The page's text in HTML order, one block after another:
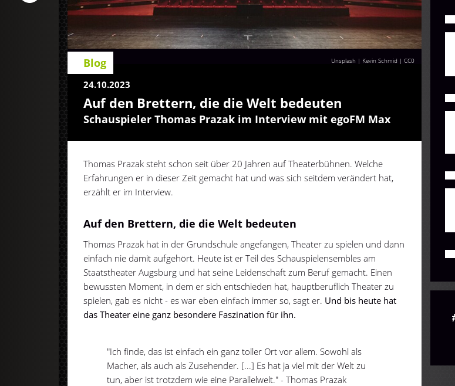
Unsplash | Kevin Schmid | CC0
Blog
24.10.2023
Auf den Brettern, die die Welt bedeuten
Schauspieler Thomas Prazak im Interview mit egoFM Max
Thomas Prazak steht schon seit über 20 Jahren auf Theaterbühnen. Welche
Erfahrungen er in dieser Zeit gemacht hat und was sich seitdem verändert hat,
erzählt er im Interview.
Auf den Brettern, die die Welt bedeuten
Thomas Prazak hat in der Grundschule angefangen, Theater zu spielen und dann
einfach nie damit aufgehört. Heute ist er Teil des Schauspielensembles am
Staatstheater Augsburg und hat seine Leidenschaft zum Beruf gemacht. Einen
bewussten Moment, in dem er sich entschieden hat, hauptberuflich Theater zu
spielen, gab es nicht - es war eben einfach immer so, sagt er. Und bis heute hat
das Theater eine ganz besondere Faszination für ihn.
"Ich finde, das ist einfach ein ganz toller Ort vor allem. Sowohl als
Macher, als auch als Zusehender. [...] Es hat ja viel mit der Welt zu
tun, aber ist trotzdem wie eine Parallelwelt." - Thomas Prazak